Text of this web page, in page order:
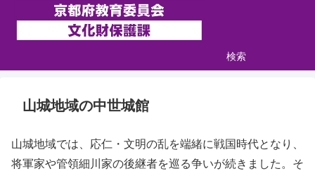
検索
山城地域の中世城館
山城地域では、応仁・文明の乱を端緒に戦国時代となり、
将軍家や管領細川家の後継者を巡る争いが続きました。そ